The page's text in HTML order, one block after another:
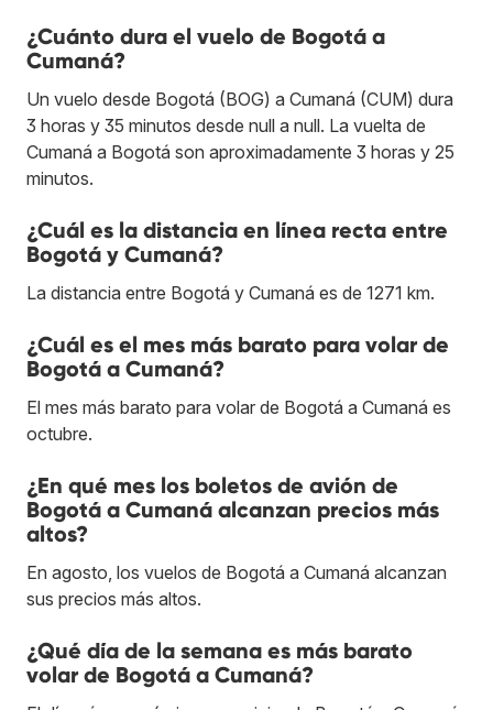
¿Cuánto dura el vuelo de Bogotá a
Cumaná?
Un vuelo desde Bogotá (BOG) a Cumaná (CUM) dura
3 horas y 35 minutos desde null a null. La vuelta de
Cumaná a Bogotá son aproximadamente 3 horas y 25
minutos.
¿Cuál es la distancia en línea recta entre
Bogotá y Cumaná?
La distancia entre Bogotá y Cumaná es de 1271 km.
¿Cuál es el mes más barato para volar de
Bogotá a Cumaná?
El mes más barato para volar de Bogotá a Cumaná es
octubre.
¿En qué mes los boletos de avión de
Bogotá a Cumaná alcanzan precios más
altos?
En agosto, los vuelos de Bogotá a Cumaná alcanzan
sus precios más altos.
¿Qué día de la semana es más barato
volar de Bogotá a Cumaná?